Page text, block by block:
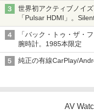
世界初アクティブノイ
「Pulsar HDMI」。
「バック・トゥ・ザ・
腕時計。1985本限定
純正の有線CarPlay/
AV